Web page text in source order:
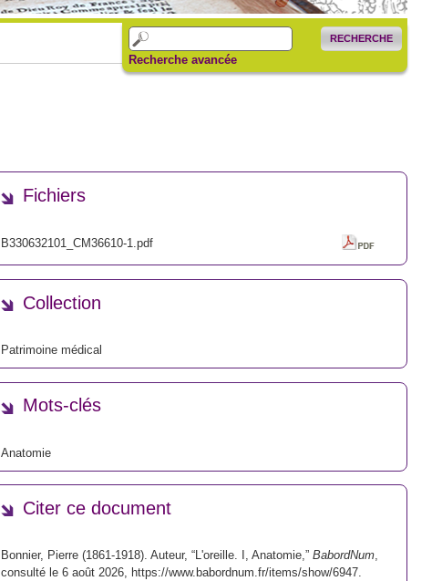
RECHERCHE
Recherche avancée
Fichiers
B330632101_CM36610-1.pdf
Collection
Patrimoine médical
Mots-clés
Anatomie
Citer ce document
Bonnier, Pierre (1861-1918). Auteur, “L'oreille. I, Anatomie,” BabordNum,
consulté le 6 août 2026, https://www.babordnum.fr/items/show/6947.